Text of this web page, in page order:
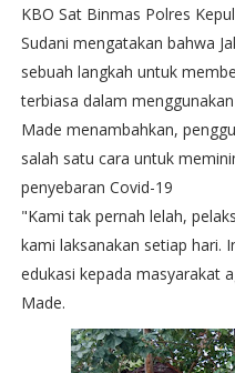
KBO Sat Binmas Polres
Sudani mengatakan bahwa
sebuah langkah untuk
terbiasa dalam
Made menambahkan,
salah satu cara untuk
penyebaran Covid-19
"Kami tak pernah lelah,
kami laksanakan setiap hari.
edukasi kepada masyarakat
Made.